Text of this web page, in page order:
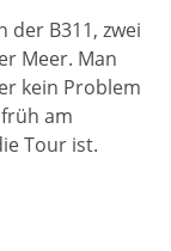
der B311, zwei
Meer. Man
kein Problem
am
Tour ist.